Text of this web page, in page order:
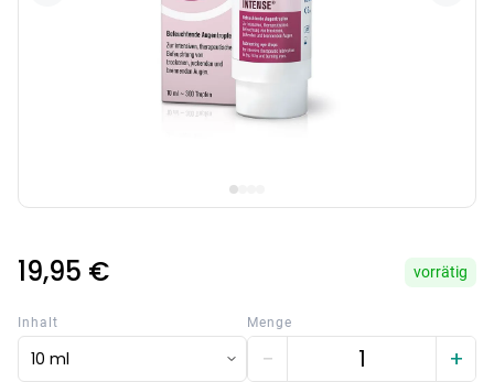
19,95 € vorrätig
Inhalt
10 ml
Menge
− +